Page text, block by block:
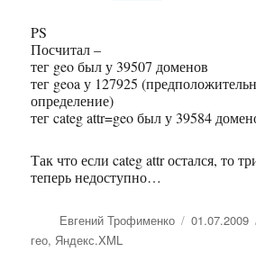
PS
Посчитал –
тег geo был у 39507 доменов
тег geoa у 127925
определение)
тег categ attr=geo был у 39584
Так что если categ attr остался, то
теперь недоступно…
Автор
Евгений Трофименко 01.07.2009
гео, Яндекс.XML